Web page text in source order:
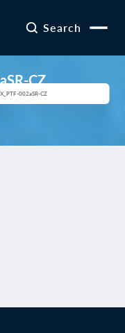
Search
CZ
002aSR-CZ